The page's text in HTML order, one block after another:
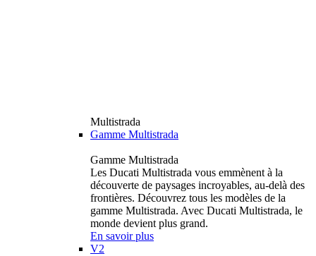
Multistrada
Gamme Multistrada
Gamme Multistrada
Les Ducati Multistrada vous emmènent à la
découverte de paysages incroyables, au-delà des
frontières. Découvrez tous les modèles de la
gamme Multistrada. Avec Ducati Multistrada, le
monde devient plus grand.
En savoir plus
V2